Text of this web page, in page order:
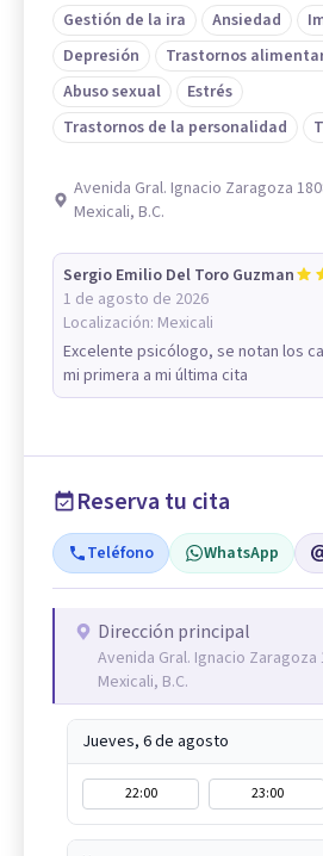
Gestión de la ira Ansiedad
Depresión
Trastornos
Abuso sexual
Estrés
Trastornos de la personalidad
Avenida Gral. Ignacio Zaragoza
Mexicali, B.C.
Sergio Emilio Del Toro Guzman
1 de agosto de 2026
Localización: Mexicali
Excelente psicólogo, se notan los
mi primera a mi última cita
Reserva tu cita
Teléfono WhatsApp
Dirección principal
Avenida Gral. Ignacio Zaragoza
Mexicali, B.C.
Jueves, 6 de agosto
22:00 23:00